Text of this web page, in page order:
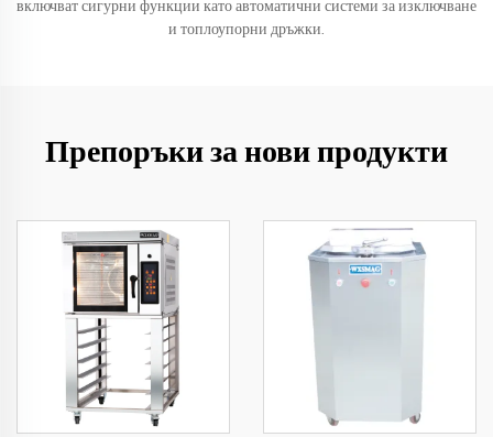
включват сигурни функции като автоматични системи за изключване
и топлоупорни дръжки.
Препоръки за нови продукти